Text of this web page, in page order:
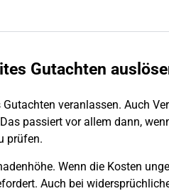
Gutachten
veranlassen. Auch
passiert vor allem dann,
prüfen.
Wenn die Kosten
Auch bei